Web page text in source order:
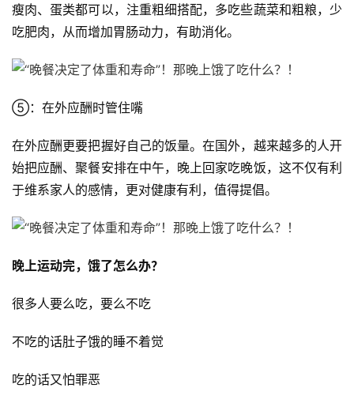
減
計
瘦肉、蛋类都可以，注重粗细搭配，多吃些蔬菜和粗粮，少
吃肥肉，从而增加胃肠动力，有助消化。
⑤：在外应酬时管住嘴
在外应酬更要把握好自己的饭量。在国外，越来越多的人开
始把应酬、聚餐安排在中午，晚上回家吃晚饭，这不仅有利
于维系家人的感情，更对健康有利，值得提倡。
晚上运动完，饿了怎么办？
很多人要么吃，要么不吃
不吃的话肚子饿的睡不着觉
吃的话又怕罪恶